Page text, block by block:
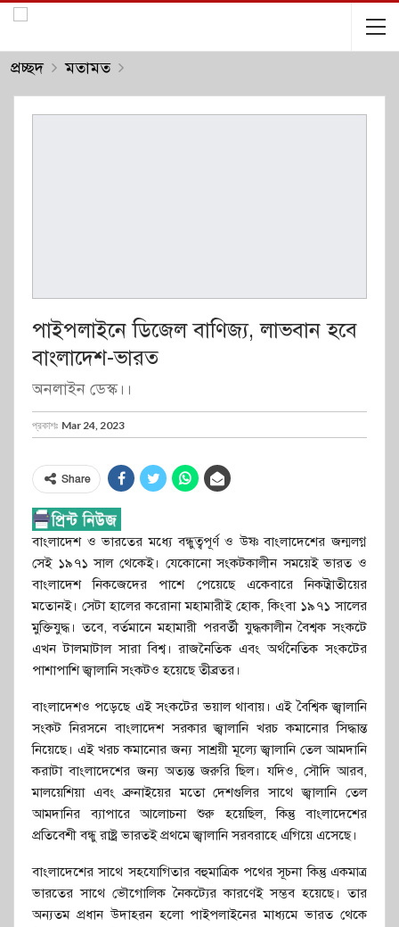
প্রচ্ছদ মতামত
পাইপলাইনে ডিজেল বাণিজ্য, লাভবান হবে
বাংলাদেশ-ভারত
অনলাইন ডেস্ক।।
প্রকাশঃ Mar 24, 2023
Share
বাংলাদেশ ও ভারতের মধ্যে বন্ধুত্বপূর্ণ ও উষ্ণ বাংলাদেশের জন্মলগ্ন
সেই ১৯৭১ সাল থেকেই। যেকোনো সংকটকালীন সময়েই ভারত ও
বাংলাদেশ নিকজেদের পাশে পেয়েছে একেবারে নিকট্মাতীয়ের
মতোনই। সেটা হালের করোনা মহামারীই হোক, কিংবা ১৯৭১ সালের
মুক্তিযুদ্ধ। তবে, বর্তমানে মহামারী পরবর্তী যুদ্ধকালীন বৈশ্বক সংকটে
এখন টালমাটাল সারা বিশ্ব। রাজনৈতিক এবং অর্থনৈতিক সংকটের
পাশাপাশি জ্বালানি সংকটও হয়েছে তীব্রতর।
বাংলাদেশও পড়েছে এই সংকটের ভয়াল থাবায়। এই বৈশ্বিক জ্বালানি
সংকট নিরসনে বাংলাদেশ সরকার জ্বালানি খরচ কমানোর সিদ্ধান্ত
নিয়েছে। এই খরচ কমানোর জন্য সাশ্রয়ী মূল্যে জ্বালানি তেল আমদানি
করাটা বাংলাদেশের জন্য অত্যন্ত জরুরি ছিল। যদিও, সৌদি আরব,
মালয়েশিয়া এবং ব্রুনাইয়ের মতো দেশগুলির সাথে জ্বালানি তেল
আমদানির ব্যাপারে আলোচনা শুরু হয়েছিল, কিন্তু বাংলাদেশের
প্রতিবেশী বন্ধু রাষ্ট্র ভারতই প্রথমে জ্বালানি সরবরাহে এগিয়ে এসেছে।
বাংলাদেশের সাথে সহযোগিতার বহুমাত্রিক পথের সূচনা কিন্তু একমাত্র
ভারতের সাথে ভৌগোলিক নৈকট্যের কারণেই সম্ভব হয়েছে। তার
অন্যতম প্রধান উদাহরন হলো পাইপলাইনের মাধ্যমে ভারত থেকে